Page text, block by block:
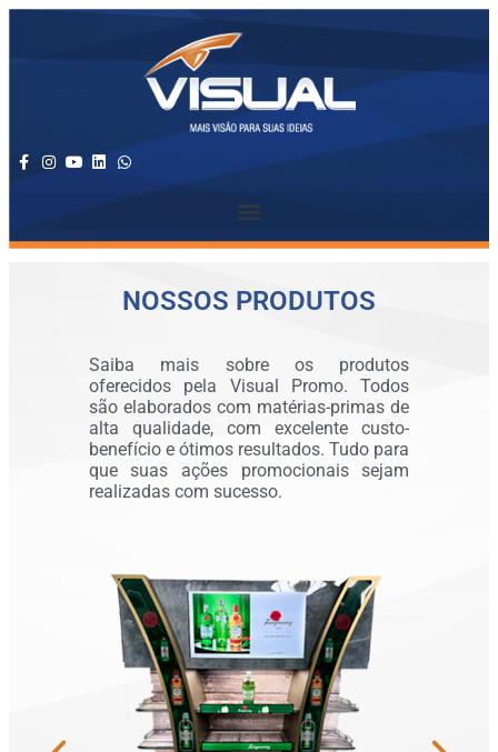
NOSSOS PRODUTOS
Saiba mais sobre os produtos
oferecidos pela Visual Promo. Todos
são elaborados com matérias-primas de
alta qualidade, com excelente custo-
benefício e ótimos resultados. Tudo para
que suas ações promocionais sejam
realizadas com sucesso.